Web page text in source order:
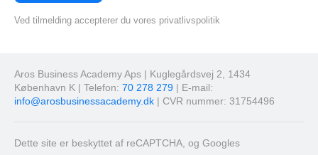
Ved tilmelding accepterer du vores privatlivspolitik
Aros Business Academy Aps | Kuglegårdsvej 2, 1434
København K | Telefon: 70 278 279 | E-mail:
info@arosbusinessacademy.dk | CVR nummer: 31754496
Dette site er beskyttet af reCAPTCHA, og Googles